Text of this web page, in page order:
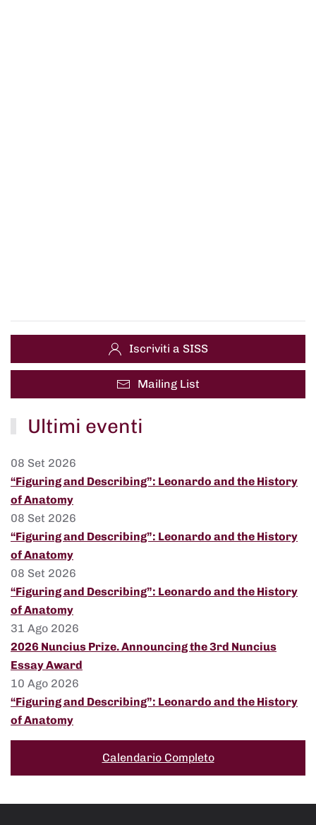
Iscriviti a SISS
Mailing List
Ultimi eventi
08 Set 2026
“Figuring and Describing”: Leonardo and the History
of Anatomy
08 Set 2026
“Figuring and Describing”: Leonardo and the History
of Anatomy
08 Set 2026
“Figuring and Describing”: Leonardo and the History
of Anatomy
31 Ago 2026
2026 Nuncius Prize. Announcing the 3rd Nuncius
Essay Award
10 Ago 2026
“Figuring and Describing”: Leonardo and the History
of Anatomy
Calendario Completo